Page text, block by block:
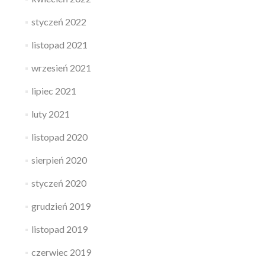
styczeń 2022
listopad 2021
wrzesień 2021
lipiec 2021
luty 2021
listopad 2020
sierpień 2020
styczeń 2020
grudzień 2019
listopad 2019
czerwiec 2019